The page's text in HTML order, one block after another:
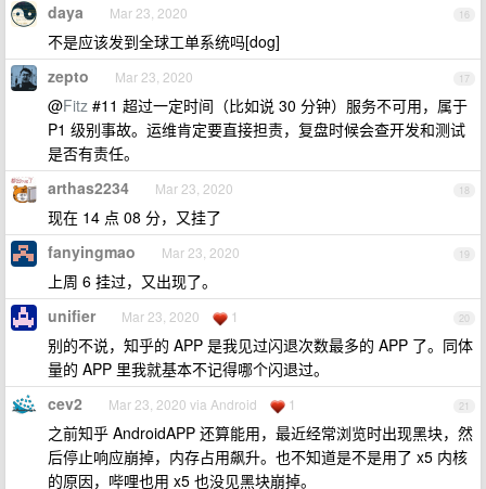
16
daya Mar 23, 2020
不是应该发到全球工单系统吗[dog]
17
zepto Mar 23, 2020
@Fitz #11 超过一定时间（比如说 30 分钟）服务不可用，属于
P1 级别事故。运维肯定要直接担责，复盘时候会查开发和测试
是否有责任。
18
arthas2234 Mar 23, 2020
现在 14 点 08 分，又挂了
19
fanyingmao Mar 23, 2020
上周 6 挂过，又出现了。
20
unifier Mar 23, 2020 1
别的不说，知乎的 APP 是我见过闪退次数最多的 APP 了。同体
量的 APP 里我就基本不记得哪个闪退过。
21
cev2 Mar 23, 2020 via Android 1
之前知乎 AndroidAPP 还算能用，最近经常浏览时出现黑块，然
后停止响应崩掉，内存占用飙升。也不知道是不是用了 x5 内核
的原因，哔哩也用 x5 也没见黑块崩掉。